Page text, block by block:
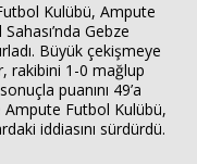
Kulübü, Ampute
Gebze
Büyük çekişmeye
rakibini 1-0 mağlup
puanını 49’a
Futbol Kulübü,
iddiasını sürdürdü.